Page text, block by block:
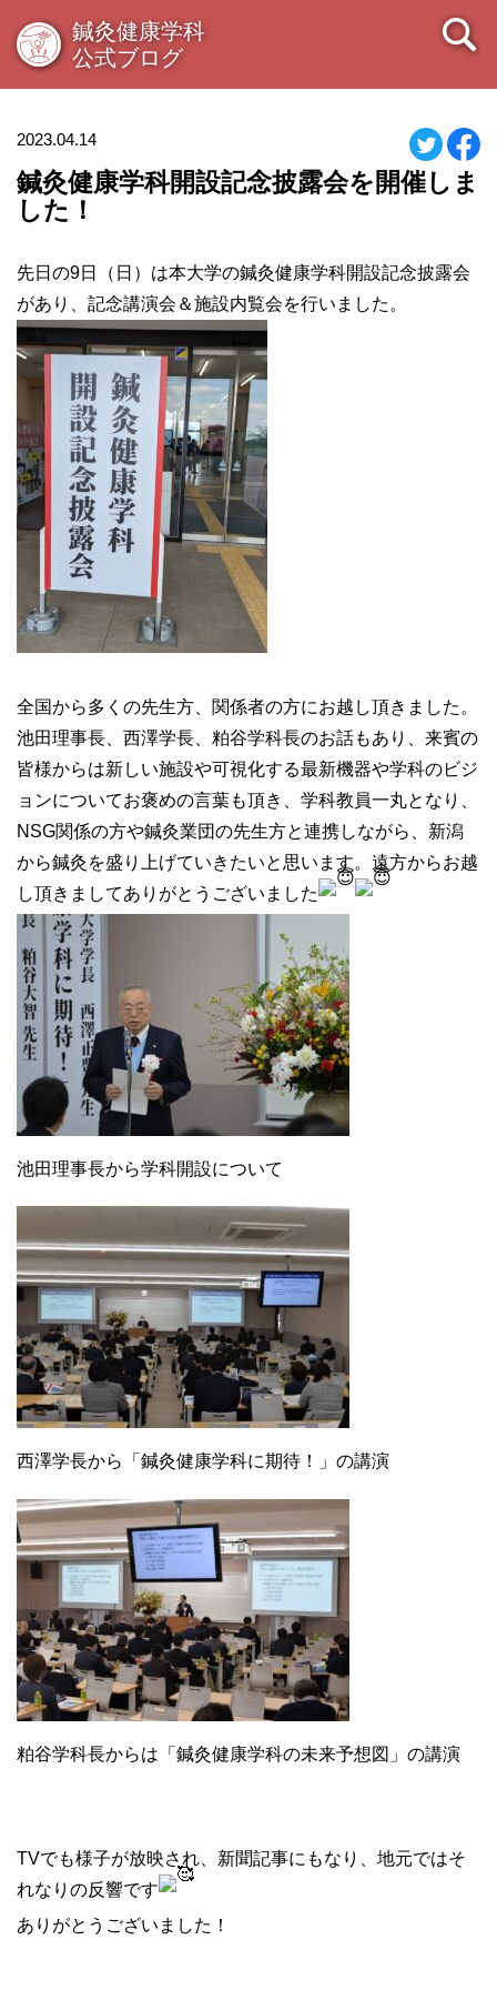
鍼灸健康学科
公式ブログ
2023.04.14
鍼灸健康学科開設記念披露会を開催しま
した！
先日の9日（日）は本大学の鍼灸健康学科開設記念披露会
があり、記念講演会＆施設内覧会を行いました。
全国から多くの先生方、関係者の方にお越し頂きました。
池田理事長、西澤学長、粕谷学科長のお話もあり、来賓の
皆様からは新しい施設や可視化する最新機器や学科のビジ
ョンについてお褒めの言葉も頂き、学科教員一丸となり、
NSG関係の方や鍼灸業団の先生方と連携しながら、新潟
から鍼灸を盛り上げていきたいと思います。遠方からお越
し頂きましてありがとうございました
池田理事長から学科開設について
西澤学長から「鍼灸健康学科に期待！」の講演
粕谷学科長からは「鍼灸健康学科の未来予想図」の講演
TVでも様子が放映され、新聞記事にもなり、地元ではそ
れなりの反響です
ありがとうございました！